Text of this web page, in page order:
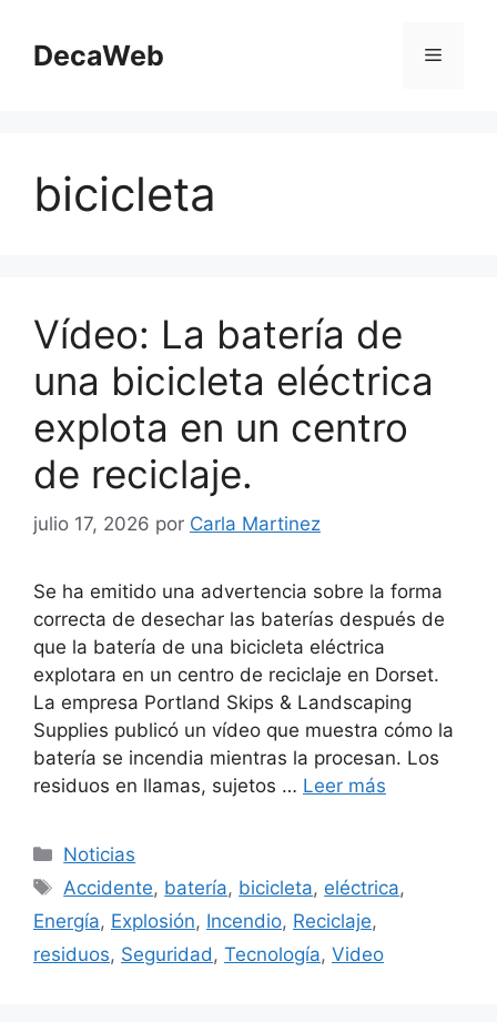
contenido
DecaWeb Menú
bicicleta
Vídeo: La batería de
una bicicleta eléctrica
explota en un centro
de reciclaje.
julio 17, 2026 por Carla Martinez
Se ha emitido una advertencia sobre la forma
correcta de desechar las baterías después de
que la batería de una bicicleta eléctrica
explotara en un centro de reciclaje en Dorset.
La empresa Portland Skips & Landscaping
Supplies publicó un vídeo que muestra cómo la
batería se incendia mientras la procesan. Los
residuos en llamas, sujetos … Leer más
Categorías
Noticias
Etiquetas
Accidente, batería, bicicleta, eléctrica,
Energía, Explosión, Incendio, Reciclaje,
residuos, Seguridad , Tecnología, Video